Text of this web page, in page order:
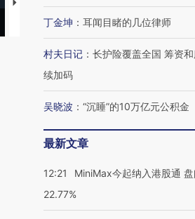
【推广】走进第四届链博
会，让数智科技“链”接产
【特别呈现】寻找
有意思的生活方式·
丁金坤 ： 耳闻目睹的几位律师
村夫日记 ： 长护险覆盖全国 筹资
续加码
吴晓波 ： “沉睡”的10万亿元公积金
最新文章
12:21
MiniMax今起纳入港股通
22.77%